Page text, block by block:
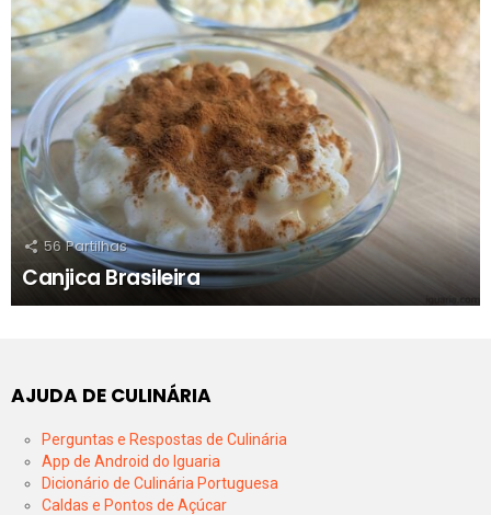
56 Partilhas
Canjica Brasileira
AJUDA DE CULINÁRIA
Perguntas e Respostas de Culinária
App de Android do Iguaria
Dicionário de Culinária Portuguesa
Caldas e Pontos de Açúcar